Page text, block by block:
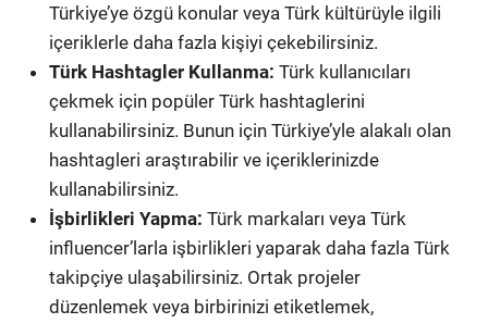
Türkiye’ye özgü konular veya Türk kültürüyle ilgili
içeriklerle daha fazla kişiyi çekebilirsiniz.
Türk Hashtagler Kullanma: Türk kullanıcıları
çekmek için popüler Türk hashtaglerini
kullanabilirsiniz. Bunun için Türkiye’yle alakalı olan
hashtagleri araştırabilir ve içeriklerinizde
kullanabilirsiniz.
İşbirlikleri Yapma: Türk markaları veya Türk
influencer’larla işbirlikleri yaparak daha fazla Türk
takipçiye ulaşabilirsiniz. Ortak projeler
düzenlemek veya birbirinizi etiketlemek,